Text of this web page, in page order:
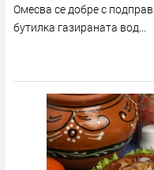
Омесва се добре с
бутилка газираната вод...